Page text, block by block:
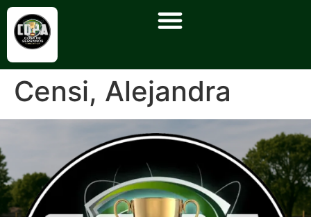
Censi, Alejandra